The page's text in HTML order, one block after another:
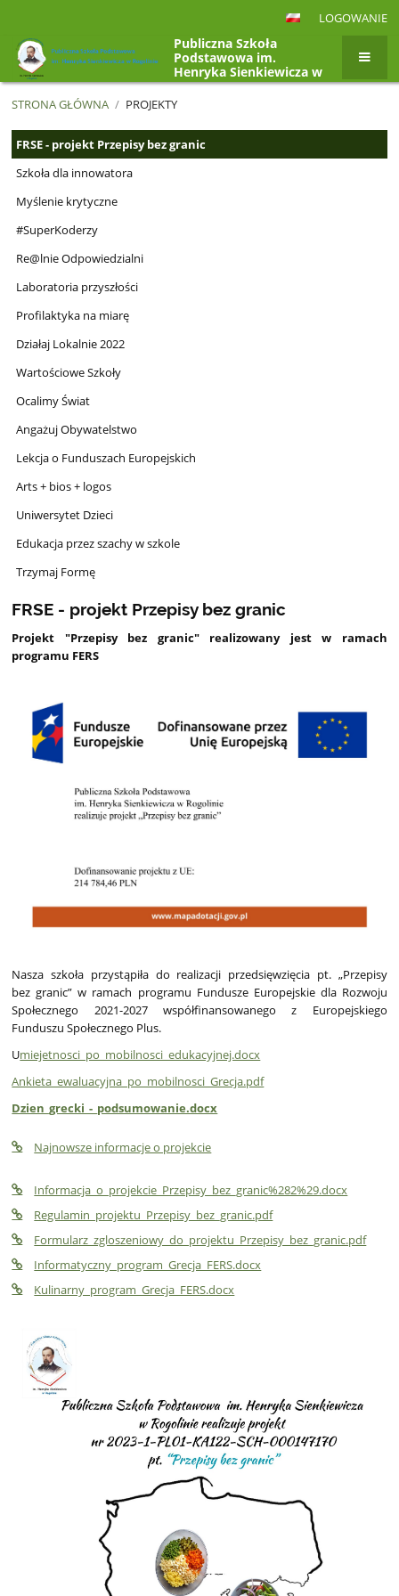
LOGOWANIE
Publiczna Szkoła
Podstawowa im.
Henryka Sienkiewicza w
Rogolinie, Rogolin 4a,
26-807 Radzanów
STRONA GŁÓWNA / PROJEKTY
Projekty
FRSE - projekt Przepisy bez granic
Szkoła dla innowatora
Myślenie krytyczne
#SuperKoderzy
Re@lnie Odpowiedzialni
Laboratoria przyszłości
Profilaktyka na miarę
Działaj Lokalnie 2022
Wartościowe Szkoły
Ocalimy Świat
Angażuj Obywatelstwo
Lekcja o Funduszach Europejskich
Arts + bios + logos
Uniwersytet Dzieci
Edukacja przez szachy w szkole
Trzymaj Formę
FRSE - projekt Przepisy bez granic
Projekt "Przepisy bez granic" realizowany jest w ramach
programu FERS
Nasza szkoła przystąpiła do realizacji przedsięwzięcia pt. „Przepisy
bez granic” w ramach programu Fundusze Europejskie dla Rozwoju
Społecznego 2021-2027 współfinansowanego z Europejskiego
Funduszu Społecznego Plus.
Umiejetnosci_po_mobilnosci_edukacyjnej.docx
Ankieta_ewaluacyjna_po_mobilnosci_Grecja.pdf
Dzien_grecki_-_podsumowanie.docx
Najnowsze informacje o projekcie
Informacja_o_projekcie_Przepisy_bez_granic%282%29.docx
Regulamin_projektu_Przepisy_bez_granic.pdf
Formularz_zgloszeniowy_do_projektu_Przepisy_bez_granic.pdf
Informatyczny_program_Grecja_FERS.docx
Kulinarny_program_Grecja_FERS.docx